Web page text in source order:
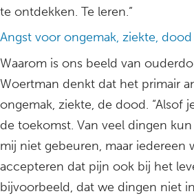
te ontdekken. Te leren.”
Angst voor ongemak, ziekte, dood
Waarom is ons beeld van
Woertman denkt dat het primair
ongemak, ziekte, de dood. “Alsof
de toekomst. Van veel dingen
mij niet gebeuren, maar iedereen
accepteren dat pijn ook bij het
bijvoorbeeld, dat we dingen niet